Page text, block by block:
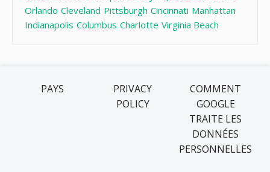
Orlando Cleveland Pittsburgh Cincinnati Manhattan
Indianapolis Columbus Charlotte Virginia Beach
PAYS
PRIVACY
POLICY
COMMENT
GOOGLE
TRAITE LES
DONNÉES
PERSONNELLES